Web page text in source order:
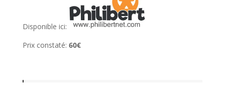
Disponible ici:
Prix constaté: 60€